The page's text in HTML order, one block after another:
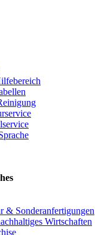
& Sonderanfertigungen
Wirtschaften